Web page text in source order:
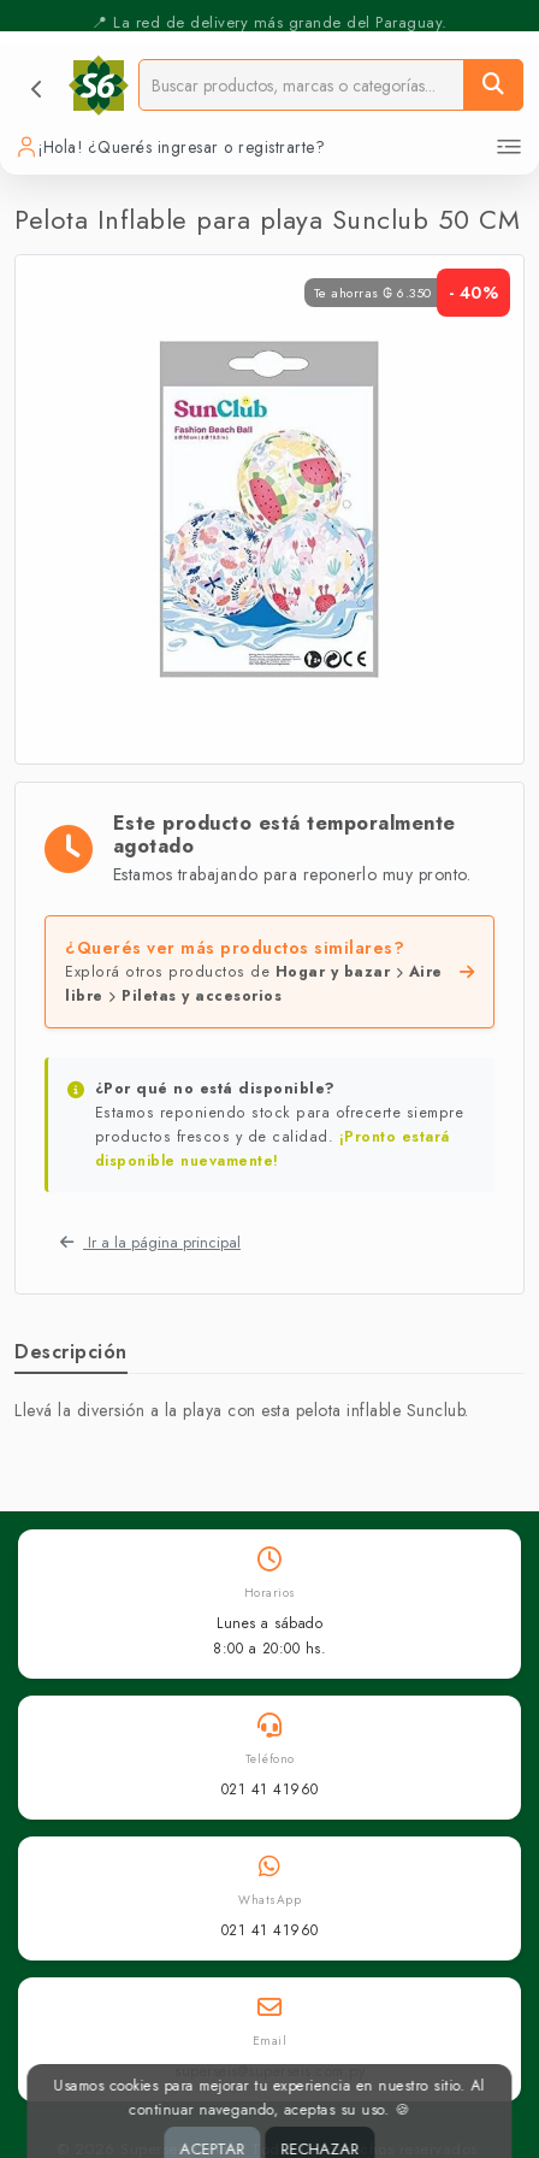
📍 La red de delivery más grande del Paraguay.
⚡️ Pickup Express - Retirás en 30 min.
¡Hola! ¿Querés ingresar o registrarte?
Pelota Inflable para playa Sunclub 50 CM
Te ahorras ₲ 6.350 - 40%
Este producto está temporalmente
agotado
Estamos trabajando para reponerlo muy pronto.
¿Querés ver más productos similares?
Explorá otros productos de Hogar y bazar
Aire
libre
Piletas y accesorios
¿Por qué no está disponible?
Estamos reponiendo stock para ofrecerte siempre
productos frescos y de calidad. ¡Pronto estará
disponible nuevamente!
Ir a la página principal
Descripción
Llevá la diversión a la playa con esta pelota inflable Sunclub.
Horarios
Lunes a sábado
8:00 a 20:00 hs.
Teléfono
021 41 41960
WhatsApp
021 41 41960
Email
superseis@superseis.com.py
© 2026 Superseis Online. Todos los derechos reservados.
Usamos cookies para mejorar tu experiencia en nuestro sitio. Al
continuar navegando, aceptas su uso. 🍪
ACEPTAR RECHAZAR